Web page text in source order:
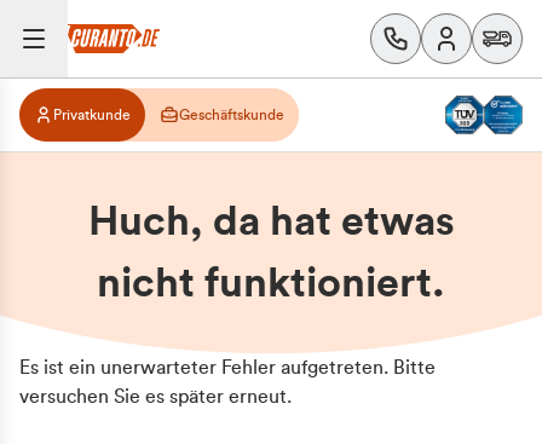
Privatkunde Geschäftskunde
Huch, da hat etwas
nicht funktioniert.
Es ist ein unerwarteter Fehler aufgetreten. Bitte
versuchen Sie es später erneut.